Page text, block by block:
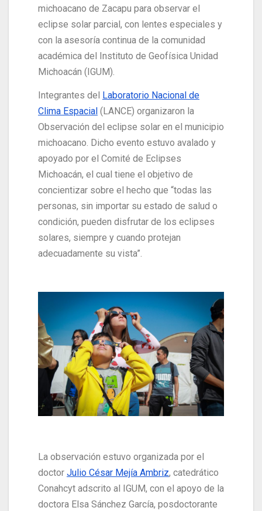
michoacano de Zacapu para observar el
eclipse solar parcial, con lentes especiales y
con la asesoría continua de la comunidad
académica del Instituto de Geofísica Unidad
Michoacán (IGUM).
Integrantes del Laboratorio Nacional de
Clima Espacial (LANCE) organizaron la
Observación del eclipse solar en el municipio
michoacano. Dicho evento estuvo avalado y
apoyado por el Comité de Eclipses
Michoacán, el cual tiene el objetivo de
concientizar sobre el hecho que “todas las
personas, sin importar su estado de salud o
condición, pueden disfrutar de los eclipses
solares, siempre y cuando protejan
adecuadamente su vista”.
La observación estuvo organizada por el
doctor Julio César Mejía Ambriz, catedrático
Conahcyt adscrito al IGUM, con el apoyo de la
doctora Elsa Sánchez García, posdoctorante